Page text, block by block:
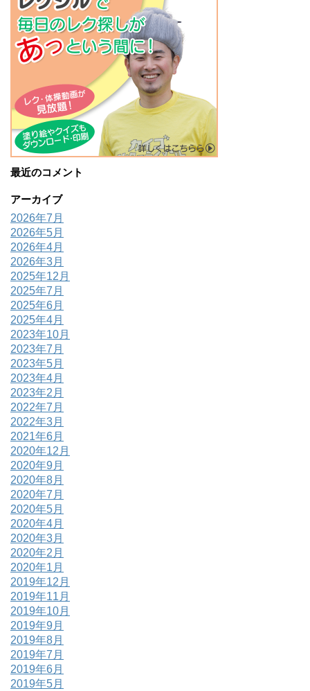
最近のコメント
アーカイブ
2026年7月
2026年5月
2026年4月
2026年3月
2025年12月
2025年7月
2025年6月
2025年4月
2023年10月
2023年7月
2023年5月
2023年4月
2023年2月
2022年7月
2022年3月
2021年6月
2020年12月
2020年9月
2020年8月
2020年7月
2020年5月
2020年4月
2020年3月
2020年2月
2020年1月
2019年12月
2019年11月
2019年10月
2019年9月
2019年8月
2019年7月
2019年6月
2019年5月